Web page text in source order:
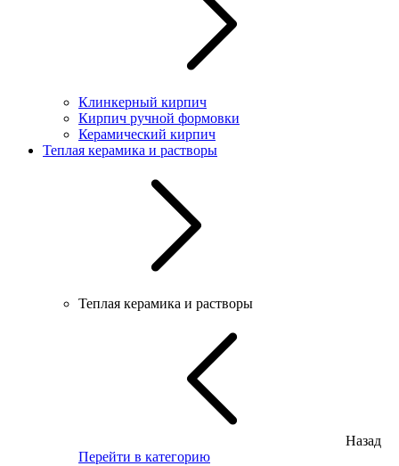
Клинкерный кирпич
Кирпич ручной формовки
Керамический кирпич
Теплая керамика и растворы
Теплая керамика и растворы
Назад
Перейти в категорию